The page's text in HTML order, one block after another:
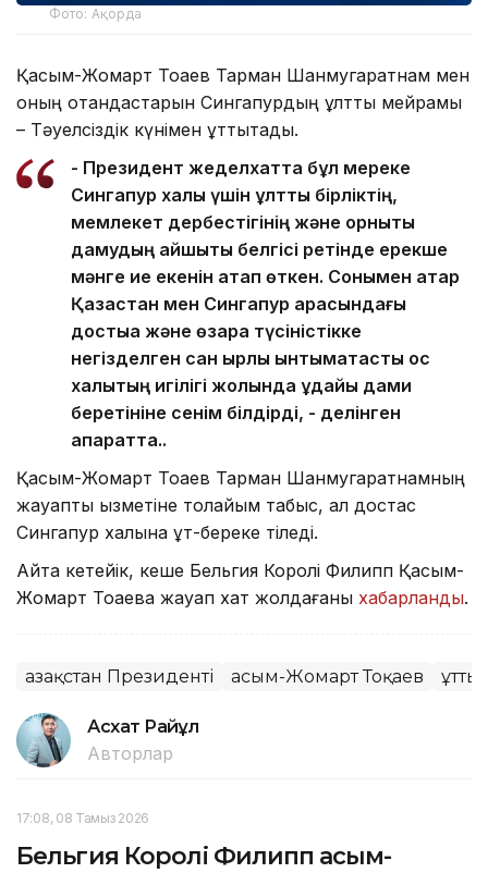
Фото: Ақорда
Қасым-Жомарт Тоқаев Тарман Шанмугаратнам мен
оның отандастарын Сингапурдың ұлттық мейрамы
– Тәуелсіздік күнімен құттықтады.
- Президент жеделхатта бұл мереке
Сингапур халқы үшін ұлттық бірліктің,
мемлекет дербестігінің және орнықты
дамудың айшықты белгісі ретінде ерекше
мәнге ие екенін атап өткен. Сонымен қатар
Қазақстан мен Сингапур арасындағы
достыққа және өзара түсіністікке
негізделген сан қырлы ынтымақтастық қос
халықтың игілігі жолында ұдайы дами
беретініне сенім білдірді, - делінген
ақпаратта..
Қасым-Жомарт Тоқаев Тарман Шанмугаратнамның
жауапты қызметіне толайым табыс, ал достас
Сингапур халқына құт-береке тіледі.
Айта кетейік, кеше Бельгия Королі Филипп Қасым-
Жомарт Тоқаевқа жауап хат жолдағаны хабарланды.
Қазақстан Президенті Қасым-Жомарт Тоқаев
Асхат Райқұл
Авторлар
17:08, 08 Тамыз 2026
Бельгия Королі Филипп Қасым-